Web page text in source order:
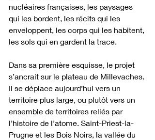
nucléaires françaises, les paysages
qui les bordent, les récits qui les
enveloppent, les corps qui les habitent,
les sols qui en gardent la trace.
Dans sa première esquisse, le projet
s’ancrait sur le plateau de Millevaches.
Il se déplace aujourd’hui vers un
territoire plus large, ou plutôt vers un
ensemble de territoires reliés par
l’histoire de l’atome. Saint-Priest-la-
Prugne et les Bois Noirs, la vallée du